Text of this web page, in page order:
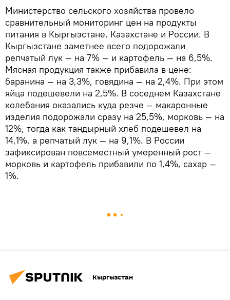
Министерство сельского хозяйства провело
сравнительный мониторинг цен на продукты
питания в Кыргызстане, Казахстане и России. В
Кыргызстане заметнее всего подорожали
репчатый лук — на 7% — и картофель — на 6,5%.
Мясная продукция также прибавила в цене:
баранина — на 3,3%, говядина — на 2,4%. При этом
яйца подешевели на 2,5%. В соседнем Казахстане
колебания оказались куда резче — макаронные
изделия подорожали сразу на 25,5%, морковь — на
12%, тогда как тандырный хлеб подешевел на
14,1%, а репчатый лук — на 9,1%. В России
зафиксирован повсеместный умеренный рост —
морковь и картофель прибавили по 1,4%, сахар —
1%.
Кыргызстан